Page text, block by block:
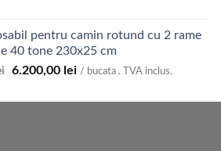
pentru camin rotund cu 2 rame
40 tone 230x25 cm
Prețul
a
6.200,00 leiPrețul
este:
/ bucata . TVA inclus.